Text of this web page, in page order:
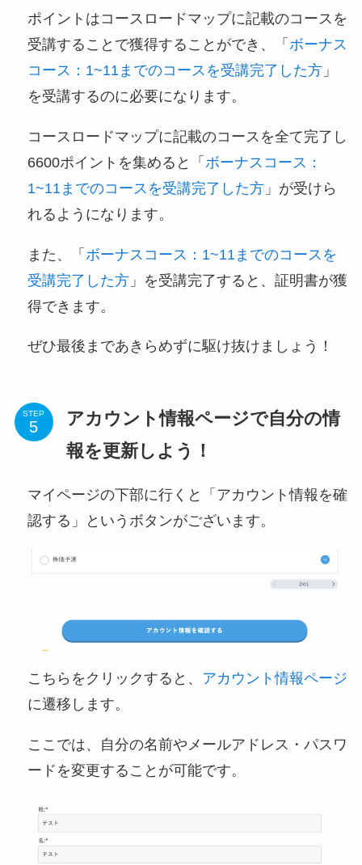
ポイントはコースロードマップに記載のコースを
受講することで獲得することができ、「 ボーナス
コース：1~11までのコースを受講完了した方」
を受講するのに必要になります。
コースロードマップに記載のコースを全て完了し
6600ポイントを集めると「 ボーナスコース：
1~11までのコースを受講完了した方」が受けら
れるようになります。
また、「 ボーナスコース：1~11までのコースを
受講完了した方」を受講完了すると、証明書が獲
得できます。
ぜひ最後まであきらめずに駆け抜けましょう！
STEP
アカウント情報ページで自分の情
報を更新しよう！
マイページの下部に行くと「アカウント情報を確
認する」というボタンがございます。
こちらをクリックすると、 アカウント情報ページ
に遷移します。
ここでは、自分の名前やメールアドレス・パスワ
ードを変更することが可能です。